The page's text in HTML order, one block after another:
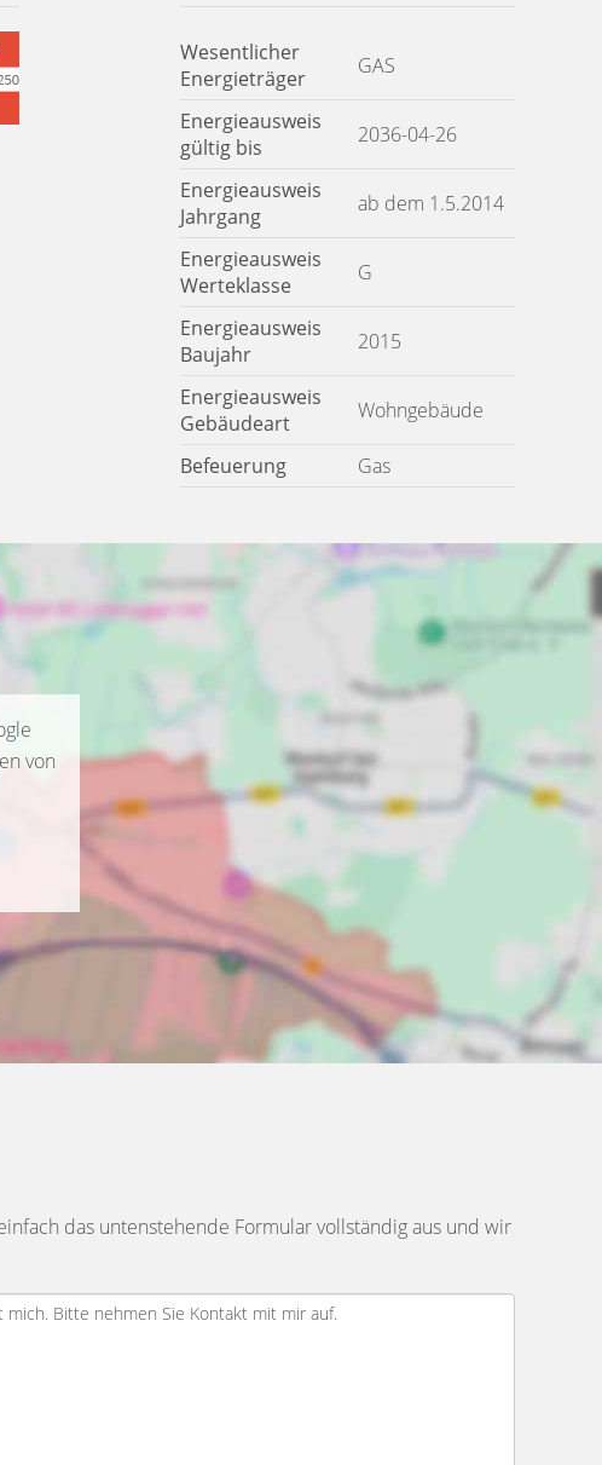
Wesentlicher
Energieträger
GAS
Energieausweis
gültig bis
2036-04-26
Energieausweis
Jahrgang
ab dem 1.5.2014
Energieausweis
Werteklasse
G
Energieausweis
Baujahr
2015
Energieausweis
Gebäudeart
Wohngebäude
Befeuerung Gas
von
das untenstehende Formular vollständig aus und wir